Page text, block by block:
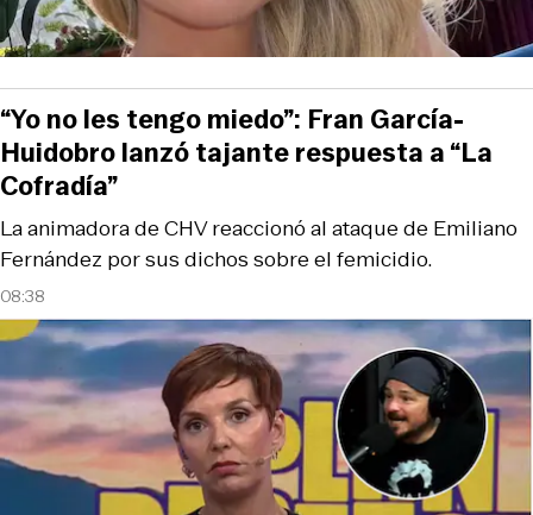
08:38
La animadora de CHV reaccionó al ataque de Emiliano
Fernández por sus dichos sobre el femicidio.
“Yo no les tengo miedo”: Fran García-
Huidobro lanzó tajante respuesta a “La
Cofradía”